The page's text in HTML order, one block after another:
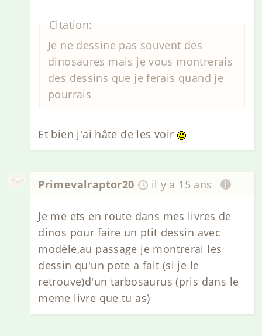
Citation:
Je ne dessine pas souvent des
dinosaures mais je vous montrerais
des dessins que je ferais quand je
pourrais
Et bien j'ai hâte de les voir
Primevalraptor20 il y a 15 ans
Je me ets en route dans mes livres de
dinos pour faire un ptit dessin avec
modèle,au passage je montrerai les
dessin qu'un pote a fait (si je le
retrouve)d'un tarbosaurus (pris dans le
meme livre que tu as)